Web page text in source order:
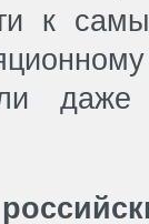
к
даже